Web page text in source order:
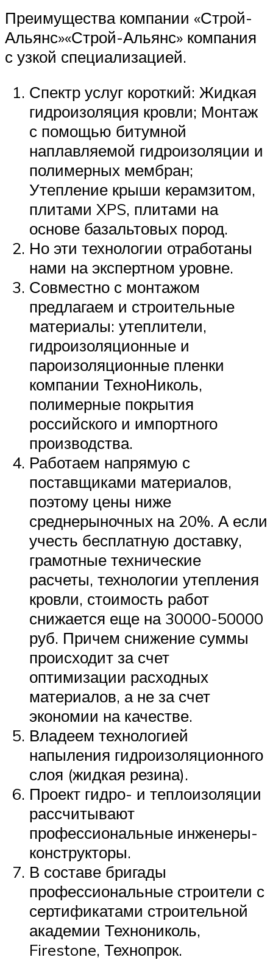
Преимущества компании «Строй-
Альянс»«Строй-Альянс» компания
с узкой специализацией.
Спектр услуг короткий: Жидкая
гидроизоляция кровли; Монтаж
с помощью битумной
наплавляемой гидроизоляции и
полимерных мембран;
Утепление крыши керамзитом,
плитами XPS, плитами на
основе базальтовых пород.
Но эти технологии отработаны
нами на экспертном уровне.
Совместно с монтажом
предлагаем и строительные
материалы: утеплители,
гидроизоляционные и
пароизоляционные пленки
компании ТехноНиколь,
полимерные покрытия
российского и импортного
производства.
Работаем напрямую с
поставщиками материалов,
поэтому цены ниже
среднерыночных на 20%. А если
учесть бесплатную доставку,
грамотные технические
расчеты, технологии утепления
кровли, стоимость работ
снижается еще на 30000-50000
руб. Причем снижение суммы
происходит за счет
оптимизации расходных
материалов, а не за счет
экономии на качестве.
Владеем технологией
напыления гидроизоляционного
слоя (жидкая резина).
Проект гидро- и теплоизоляции
рассчитывают
профессиональные инженеры-
конструкторы.
В составе бригады
профессиональные строители с
сертификатами строительной
академии Технониколь,
Firestone, Технопрок.